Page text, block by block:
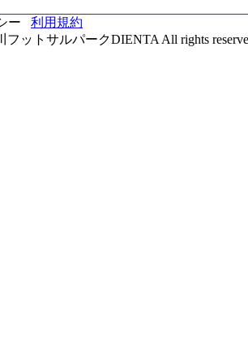
ー 利用規約
フットサルパークDIENTA All rights